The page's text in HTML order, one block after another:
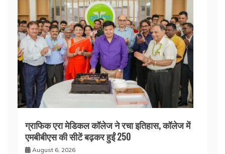
ग्राफिक एरा मेडिकल कॉलेज ने रचा इतिहास, कॉलेज में
एमबीबीएस की सीटें बढ़कर हुईं 250
August 6, 2026